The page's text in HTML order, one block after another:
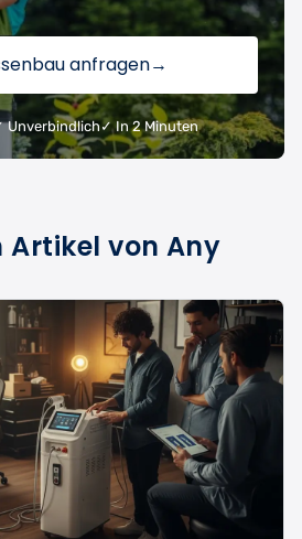
anfragen→
Unverbindlich✓ In 2 Minuten
Artikel von Any